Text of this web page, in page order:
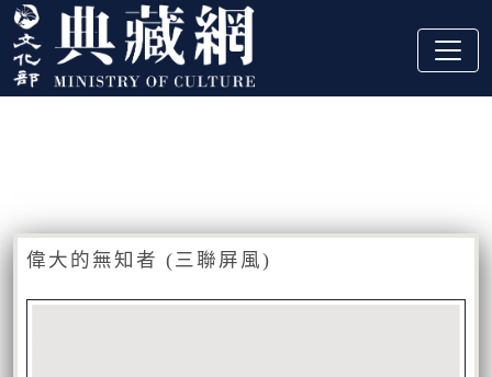
跳到主要內容
:::
偉大的無知者 (三聯屏風)